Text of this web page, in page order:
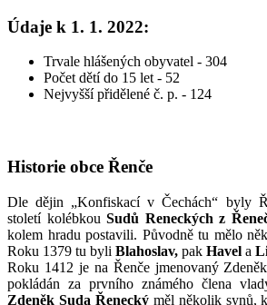
Údaje k 1. 1. 2022:
Trvale hlášených obyvatel - 304
Počet dětí do 15 let - 52
Nejvyšší přidělené č. p. - 124
Historie obce Řenče
Dle dějin „Konfiskací v Čechách“ byly
století kolébkouSudů Reneckých z
kolem hradu postavili. Původně tu mělo
Roku 1379 tu byli Blahoslav, pak Havel a
Roku 1412 je na Řenče jmenovaný
pokládán za prvního známého člena
Zdeněk Suda Řeneckýměl několik synů,